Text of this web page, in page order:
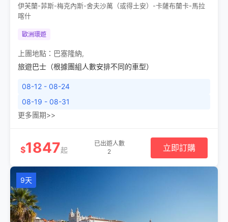
伊芙蘭-菲斯-梅克內斯-舍夫沙萬（或得土安）-卡薩布蘭卡-馬拉
喀什
歐洲環遊
上團地點： 巴塞隆納,
旅遊巴士（根據團組人數安排不同的車型）
08-12 - 08-24
08-19 - 08-31
更多團期>>
$1847起
已出遊人數
2
立即訂購
9天